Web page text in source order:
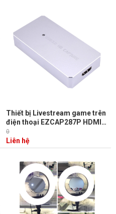
Thiết bị Livestream game trên
điện thoại EZCAP287P HDMI
TO USB 3.0
0
Liên hệ